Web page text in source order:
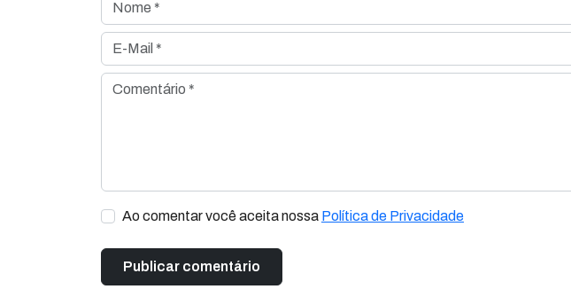
E-Mail *
Comentário *
Ao comentar você aceita nossa Política de Privacidade